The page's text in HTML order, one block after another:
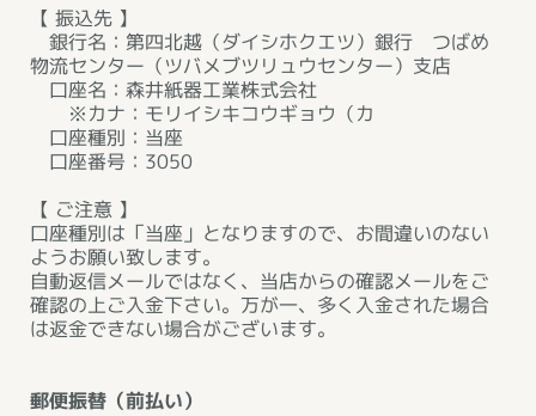
【 振込先 】
銀行名：第四北越（ダイシホクエツ）銀行 つばめ
物流センター（ツバメブツリュウセンター）支店
口座名：森井紙器工業株式会社
※カナ：モリイシキコウギョウ（カ
口座種別：当座
口座番号：3050
【 ご注意 】
口座種別は「当座」となりますので、お間違いのない
ようお願い致します。
自動返信メールではなく、当店からの確認メールをご
確認の上ご入金下さい。万が一、多く入金された場合
は返金できない場合がございます。
郵便振替（前払い）